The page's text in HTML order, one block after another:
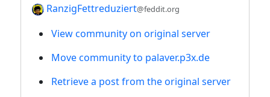
RanzigFettreduziert@feddit.org
View community on original server
Move community to palaver.p3x.de
Retrieve a post from the original server